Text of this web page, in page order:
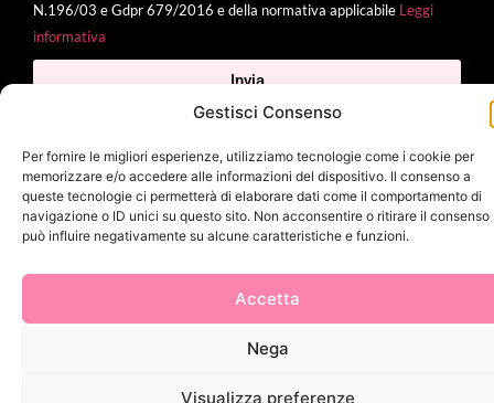
Gestisci Consenso
Per fornire le migliori esperienze, utilizziamo tecnologie come i cookie per
memorizzare e/o accedere alle informazioni del dispositivo. Il consenso a
queste tecnologie ci permetterà di elaborare dati come il comportamento di
navigazione o ID unici su questo sito. Non acconsentire o ritirare il consenso
può influire negativamente su alcune caratteristiche e funzioni.
Accetta
Nega
Visualizza preferenze
N.196/03 e Gdpr 679/2016 e della normativa applicabile Leggi
informativa
Invia
2025 Delì |Privacy Policy|Cookie Policy| Made with byJenny
Mina